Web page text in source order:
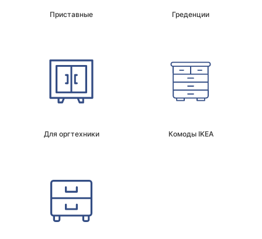
Приставные Греденции
Для оргтехники Комоды IKEA